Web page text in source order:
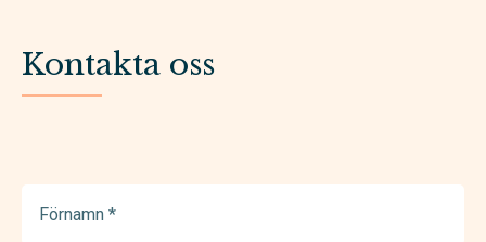
Kontakta oss
(Required)